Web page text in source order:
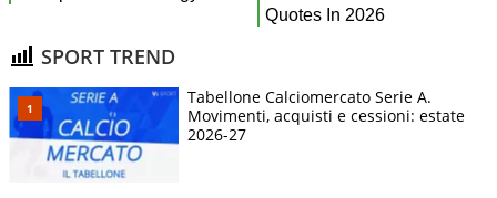
SPORT TREND
Tabellone Calciomercato Serie A.
Movimenti, acquisti e cessioni: estate
2026-27